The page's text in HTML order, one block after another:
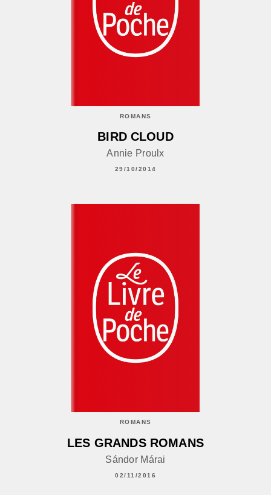
ROMANS
BIRD CLOUD
Annie Proulx
29/10/2014
ROMANS
LES GRANDS ROMANS
Sándor Márai
02/11/2016